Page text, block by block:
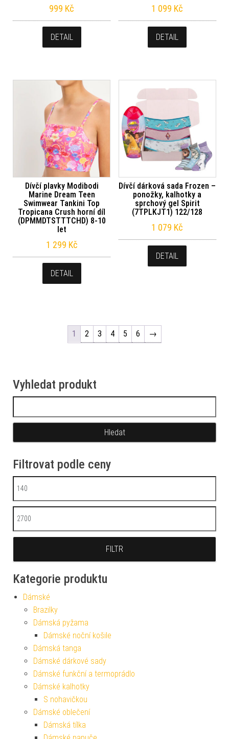
999 Kč
DETAIL
1 099 Kč
DETAIL
Dívčí plavky Modibodi
Marine Dream Teen
Swimwear Tankini Top
Tropicana Crush horní díl
(DPMMDTSTTTCHD) 8-10
let
1 299 Kč
DETAIL
Dívčí dárková sada Frozen –
ponožky, kalhotky a
sprchový gel Spirit
(7TPLKJT1) 122/128
1 079 Kč
DETAIL
1 2 3 4 5 6 →
Vyhledat produkt
Filtrovat podle ceny
Minimální cena
Maximální cena
FILTR
Kategorie produktu
Dámské
Brazilky
Dámská pyžama
Dámské noční košile
Dámská tanga
Dámské dárkové sady
Dámské funkční a termoprádlo
Dámské kalhotky
S nohavičkou
Dámské oblečení
Dámská tílka